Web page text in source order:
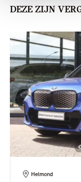
DEZE ZIJN
Helmond